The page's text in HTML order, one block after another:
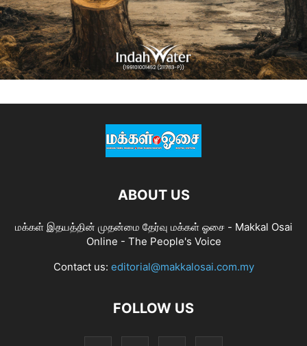
ABOUT US
மக்கள் இதயத்தின் முதன்மை தேர்வு மக்கள் ஓசை - Makkal Osai
Online - The People's Voice
Contact us: editorial@makkalosai.com.my
FOLLOW US